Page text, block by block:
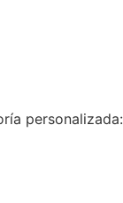
personalizada: